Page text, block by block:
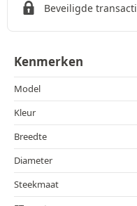
Beveiligde
Kenmerken
Model
Kleur
Breedte
Diameter
Steekmaat